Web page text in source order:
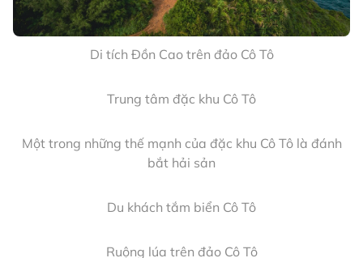
Lễ thượng cờ Tổ quốc trên đảo Thanh Lân, Cô Tô, tháng